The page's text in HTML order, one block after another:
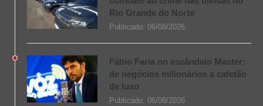
Rio Grande do Norte
Publicado: 06/08/2026
Fábio Faria no escândalo Master:
de negócios milionários a cafetão
de luxo
Publicado: 06/08/2026